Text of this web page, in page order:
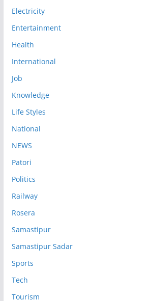
Electricity
Entertainment
Health
International
Job
Knowledge
Life Styles
National
NEWS
Patori
Politics
Railway
Rosera
Samastipur
Samastipur Sadar
Sports
Tech
Tourism